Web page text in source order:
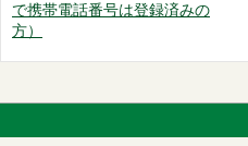
で携帯電話番号は登録済みの
方）